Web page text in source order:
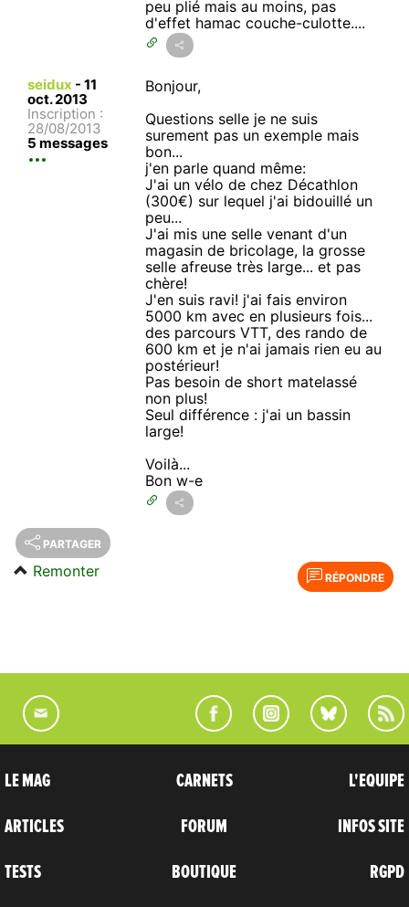
peu plié mais au moins, pas
d'effet hamac couche-culotte....
seidux - 11
oct. 2013
Inscription :
28/08/2013
5 messages
Bonjour,
Questions selle je ne suis
surement pas un exemple mais
bon...
j'en parle quand même:
J'ai un vélo de chez Décathlon
(300€) sur lequel j'ai bidouillé un
peu...
J'ai mis une selle venant d'un
magasin de bricolage, la grosse
selle afreuse très large... et pas
chère!
J'en suis ravi! j'ai fais environ
5000 km avec en plusieurs fois...
des parcours VTT, des rando de
600 km et je n'ai jamais rien eu au
postérieur!
Pas besoin de short matelassé
non plus!
Seul différence : j'ai un bassin
large!
Voilà...
Bon w-e
PARTAGER
RÉPONDRE
Remonter
LE MAG
ARTICLES
TESTS
CARNETS
FORUM
BOUTIQUE
L'EQUIPE
INFOS SITE
RGPD